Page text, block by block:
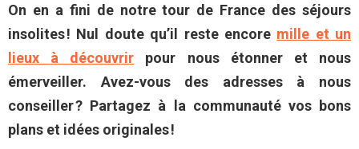
On en a fini de notre tour de France des séjours
insolites ! Nul doute qu’il reste encore mille et un
lieux à découvrir pour nous étonner et nous
émerveiller. Avez-vous des adresses à nous
conseiller ? Partagez à la communauté vos bons
plans et idées originales !